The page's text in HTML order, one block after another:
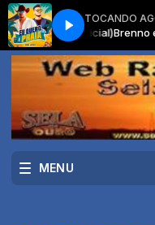
TOCANDO
(Clipe Oficial)Brenno e
MENU